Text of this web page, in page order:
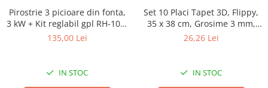
Articole si accesorii pentru baie
Baterii baie
Pirostrie 3 picioare din fonta,
3 kW + Kit reglabil gpl RH-10 +
Tub flex 2M+2 Coliere +
135,00 Lei
IN STOC
Set 10 Placi Tapet 3D, Flippy,
35 x 38 cm, Grosime 3 mm,
din Polietilena, Model
Galbena
26,26 Lei
IN STOC